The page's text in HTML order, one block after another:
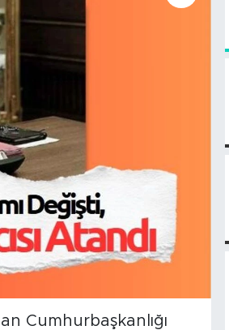
Cumhurbaşkanlığı